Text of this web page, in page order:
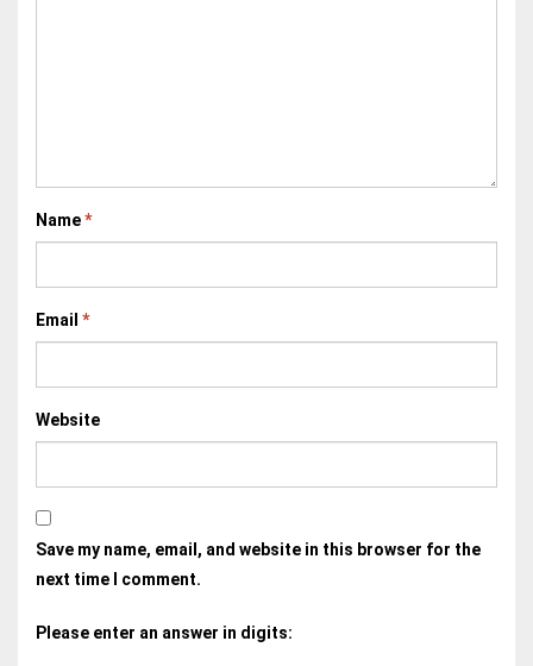
Name*
Email *
Website
Save my name, email, and website in this browser for the
next time I comment.
Please enter an answer in digits: